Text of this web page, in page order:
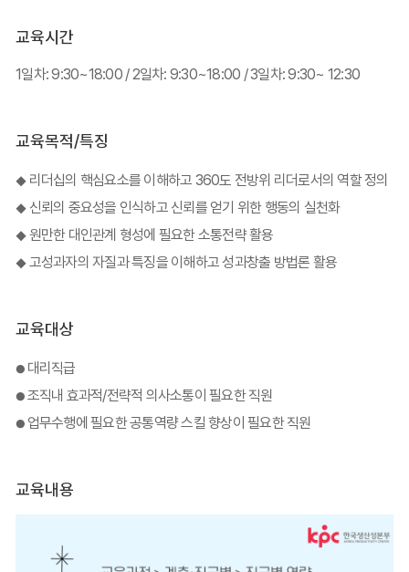
교육시간
1일차: 9:30~18:00 / 2일차: 9:30~18:00 / 3일차: 9:30~ 12:30
교육목적/특징
◆리더십의 핵심요소를 이해하고 360도 전방위 리더로서의 역할 정의
◆신뢰의 중요성을 인식하고 신뢰를 얻기 위한 행동의 실천화
◆원만한 대인관계 형성에 필요한 소통전략 활용
◆고성과자의 자질과 특징을 이해하고 성과창출 방법론 활용
교육대상
●대리직급
●조직내 효과적/전략적 의사소통이 필요한 직원
●업무수행에 필요한 공통역량 스킬 향상이 필요한 직원
교육내용